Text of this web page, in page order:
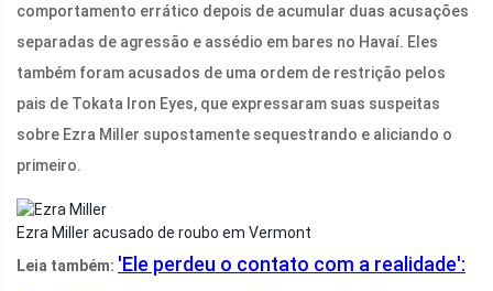
comportamento errático depois de acumular duas acusações
separadas de agressão e assédio em bares no Havaí. Eles
também foram acusados ​​de uma ordem de restrição pelos
pais de Tokata Iron Eyes, que expressaram suas suspeitas
sobre Ezra Miller supostamente sequestrando e aliciando o
primeiro.
Ezra Miller acusado de roubo em Vermont
Leia também: 'Ele perdeu o contato com a realidade':